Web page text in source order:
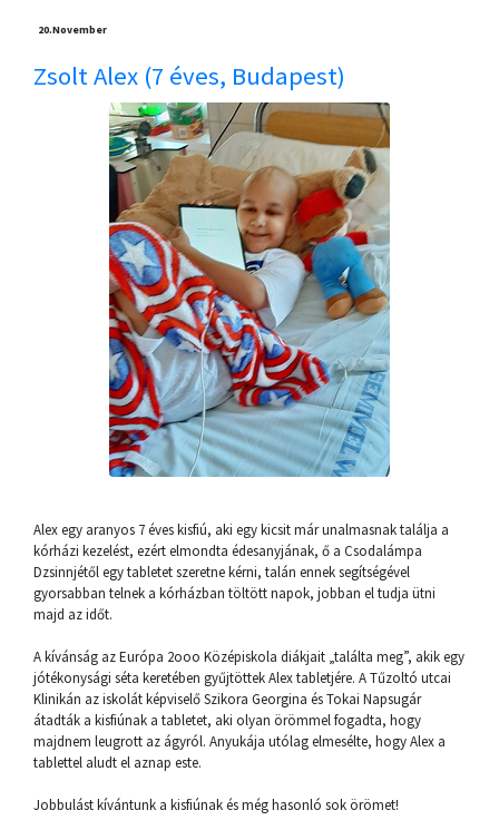
20.November
Zsolt Alex (7 éves, Budapest)
Alex egy aranyos 7 éves kisfiú, aki egy kicsit már unalmasnak találja a
kórházi kezelést, ezért elmondta édesanyjának, ő a Csodalámpa
Dzsinnjétől egy tabletet szeretne kérni, talán ennek segítségével
gyorsabban telnek a kórházban töltött napok, jobban el tudja ütni
majd az időt.
A kívánság az Európa 2ooo Középiskola diákjait „találta meg”, akik egy
jótékonysági séta keretében gyűjtöttek Alex tabletjére. A Tűzoltó utcai
Klinikán az iskolát képviselő Szikora Georgina és Tokai Napsugár
átadták a kisfiúnak a tabletet, aki olyan örömmel fogadta, hogy
majdnem leugrott az ágyról. Anyukája utólag elmesélte, hogy Alex a
tablettel aludt el aznap este.
Jobbulást kívántunk a kisfiúnak és még hasonló sok örömet!